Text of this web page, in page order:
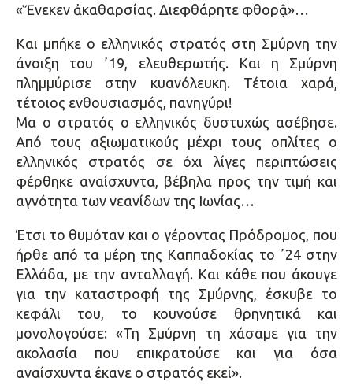
«Ἕνεκεν ἀκαθαρσίας. Διεφθάρητε φθορᾷ»…
Και μπήκε ο ελληνικός στρατός στη Σμύρνη την
άνοιξη του ᾿19, ελευθερωτής. Και η Σμύρνη
πλημμύρισε στην κυανόλευκη. Τέτοια χαρά,
τέτοιος ενθουσιασμός, πανηγύρι!
Μα ο στρατός ο ελληνικός δυστυχώς ασέβησε.
Από τους αξιωματικούς μέχρι τους οπλίτες ο
ελληνικός στρατός σε όχι λίγες περιπτώσεις
φέρθηκε αναίσχυντα, βέβηλα προς την τιμή και
αγνότητα των νεανίδων της Ιωνίας…
Έτσι το θυμόταν και ο γέροντας Πρόδρομος, που
ήρθε από τα μέρη της Καππαδοκίας το ᾿24 στην
Ελλάδα, με την ανταλλαγή. Και κάθε που άκουγε
για την καταστροφή της Σμύρνης, έσκυβε το
κεφάλι του, το κουνούσε θρηνητικά και
μονολογούσε: «Τη Σμύρνη τη χάσαμε για την
ακολασία που επικρατούσε και για όσα
αναίσχυντα έκανε ο στρατός εκεί».